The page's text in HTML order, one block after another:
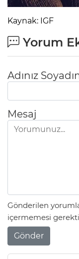
Kaynak: IGF
Yorum
Adınız
Mesaj
Gönderilen
içermemesi
Gönder